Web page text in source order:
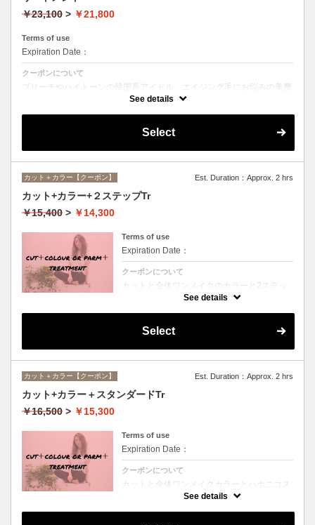
￥23,100 > ￥21,800
Terms of use
Expiration Date：
クーポンについて
ブリーチやハイトーンの韓国系アイドル、エイジング毛にお悩みの美魔
女も夢中！全ての世代、髪質、メニューに対応できる髪質改善トリート
See details
Select
カット＋カラー【クーポン】 Est. Duration：Approx. 2 hrs
カット+カラー+２ステップTr
￥15,400 > ￥14,300
Terms of use
Expiration Date：
クーポンについて
カットと全体ワンメイクのカラーと2ステッ
プトリートメントのお得メニュー。デザイン
や髪の状態によってお薬を塗り分けます。シ
ャンプー、ブロー込、ロング料金なし
See details
Select
カット＋カラー【クーポン】 Est. Duration：Approx. 2 hrs
カット+カラー＋スタンダードTr
￥16,500 > ￥15,300
Terms of use
Expiration Date：
クーポンについて
カットと全体ワンメイクカラーとハホニコス
ペシャルトリートメントのオススメメニュー
♪デザインや髪の状態によってお薬を塗り分
けます。シャンプー、ブロー込み。ロング料
See details